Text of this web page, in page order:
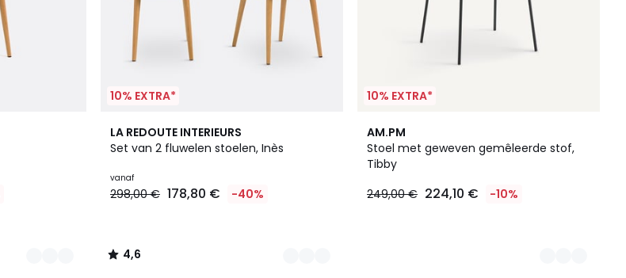
10% EXTRA*
LA REDOUTE INTERIEURS
Set van 2 fluwelen stoelen, Inès
vanaf
298,00 € 178,80 € -40%
4,6
/ 5
3
Kleuren
4,6
/
10% EXTRA*
AM.PM
Stoel met geweven gemêleerde stof,
Tibby
249,00 € 224,10 € -10%
3
Kleuren